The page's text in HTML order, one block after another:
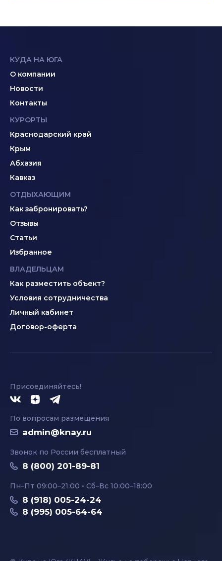
КУДА НА ЮГА
О компании
Новости
Контакты
КУРОРТЫ
Краснодарский край
Крым
Абхазия
Кавказ
ОТДЫХАЮЩИМ
Как забронировать?
Отзывы
Статьи
Избранное
ВЛАДЕЛЬЦАМ
Как разместить объект?
Условия сотрудничества
Личный кабинет
Договор-оферта
Присоединяйтесь!
По вопросам размещения
admin@knay.ru
Звонок по России бесплатный
8 (800) 201-89-81
Пн–Пт 09:00–21:00 • Сб–Вс 10:00–18:00
8 (918) 005-24-24
8 (995) 005-64-64